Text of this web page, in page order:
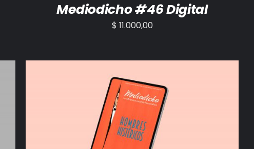
Mediodicho #46 Digital
$ 11.000,00
AÑADIR AL CARRITO /